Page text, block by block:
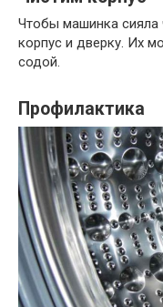
Чтобы машинка сияла
корпус и дверку. Их
содой.
Профилактика